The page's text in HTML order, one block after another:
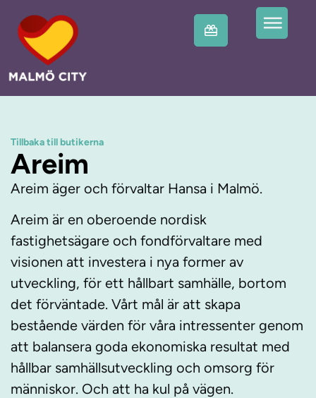
Tillbaka till butikerna
Areim
Areim äger och förvaltar Hansa i Malmö.
Areim är en oberoende nordisk
fastighetsägare och fondförvaltare med
visionen att investera i nya former av
utveckling, för ett hållbart samhälle, bortom
det förväntade. Vårt mål är att skapa
bestående värden för våra intressenter genom
att balansera goda ekonomiska resultat med
hållbar samhällsutveckling och omsorg för
människor. Och att ha kul på vägen.